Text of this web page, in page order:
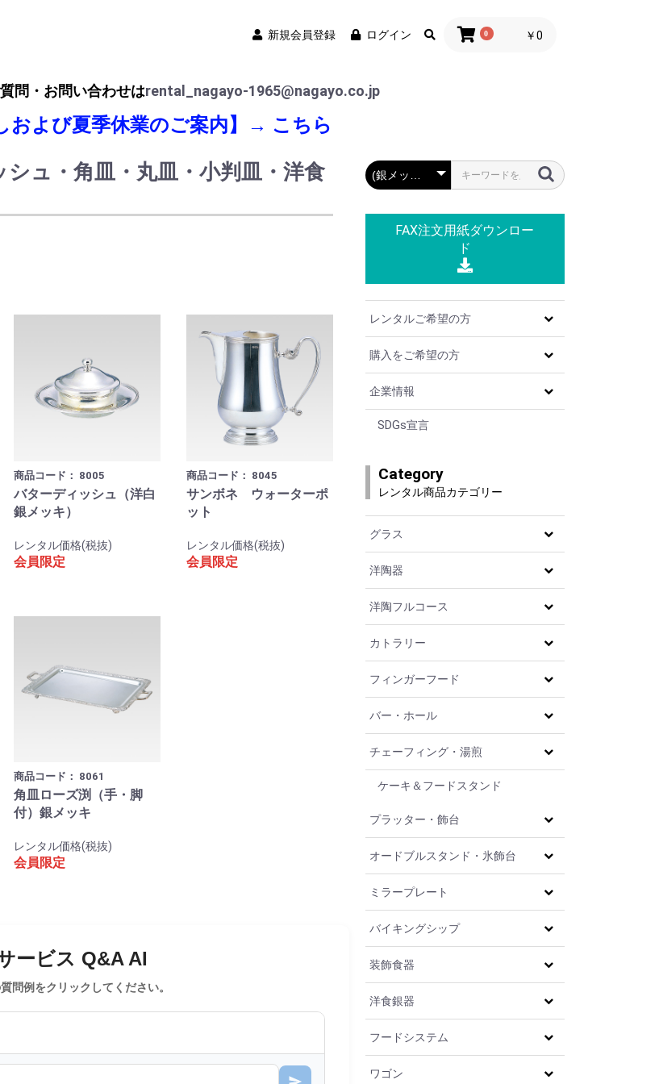
新規会員登録 ログイン 0 ￥0
問・お問い合わせはrental_nagayo-1965@nagayo.co.jp
および夏季休業のご案内】→ こちら
ュ・角皿・丸皿・小判皿・洋食
商品コード： 8005
バターディッシュ（洋白
銀メッキ）
レンタル価格(税抜)
会員限定
商品コード： 8045
サンボネ ウォーターポ
ット
レンタル価格(税抜)
会員限定
商品コード： 8061
角皿ローズ渕（手・脚
付）銀メッキ
レンタル価格(税抜)
会員限定
ービス Q&A AI
問例をクリックしてください。
FAX注文用紙ダウンロー
ド
レンタルご希望の方
購入をご希望の方
企業情報
SDGs宣言
Category
レンタル商品カテゴリー
グラス
洋陶器
洋陶フルコース
カトラリー
フィンガーフード
バー・ホール
チェーフィング・湯煎
ケーキ＆フードスタンド
プラッター・飾台
オードブルスタンド・氷飾台
ミラープレート
バイキングシップ
装飾食器
洋食銀器
フードシステム
ワゴン